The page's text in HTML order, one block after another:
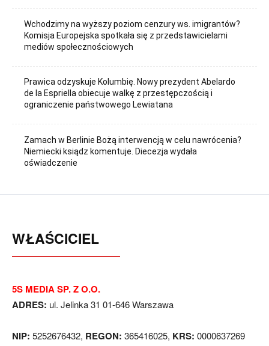
Wchodzimy na wyższy poziom cenzury ws. imigrantów?
Komisja Europejska spotkała się z przedstawicielami
mediów społecznościowych
Prawica odzyskuje Kolumbię. Nowy prezydent Abelardo
de la Espriella obiecuje walkę z przestępczością i
ograniczenie państwowego Lewiatana
Zamach w Berlinie Bożą interwencją w celu nawrócenia?
Niemiecki ksiądz komentuje. Diecezja wydała
oświadczenie
WŁAŚCICIEL
5S MEDIA SP. Z O.O.
ADRES: ul. Jelinka 31 01-646 Warszawa
NIP: 5252676432, REGON: 365416025, KRS: 0000637269